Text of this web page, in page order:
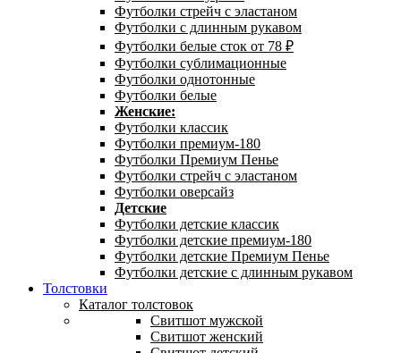
Футболки стрейч с эластаном
Футболки с длинным рукавом
Футболки белые сток от 78 ₽
Футболки сублимационные
Футболки однотонные
Футболки белые
Женские:
Футболки классик
Футболки премиум-180
Футболки Премиум Пенье
Футболки стрейч с эластаном
Футболки оверсайз
Детские
Футболки детские классик
Футболки детские премиум-180
Футболки детские Премиум Пенье
Футболки детские с длинным рукавом
Толстовки
Каталог толстовок
Свитшот мужской
Свитшот женский